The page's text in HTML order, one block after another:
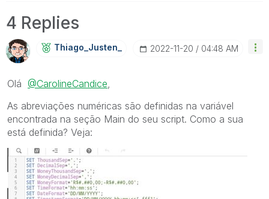
4 Replies
Thiago_Justen_ ‎2022-11-20 04:48 AM
Olá @CarolineCandice
As abreviações numéricas são definidas na variável
encontrada na seção Main do seu script. Como a sua
está definida? Veja: